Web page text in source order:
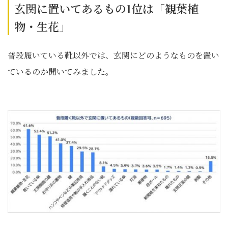
玄関に置いてあるもの1位は「観葉植
物・生花」
普段履いている靴以外では、玄関にどのようなものを置い
ているのか聞いてみました。